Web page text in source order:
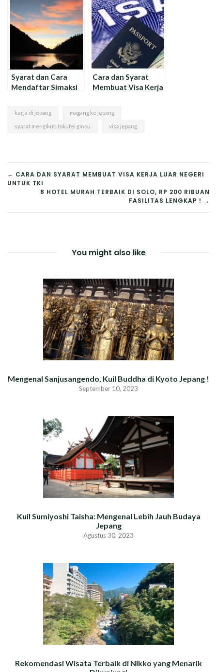
Tips Dibawah Ini !
Mendaftar Haji
Syarat dan Cara
Mendaftar Simaksi
Cara dan Syarat
Membuat Visa Kerja
kerja di jepang magang ke jepang
syarat mengikuti tokutei ginou visa jepang
NAVIGASI
← CARA DAN SYARAT MEMBUAT VISA KERJA LUAR NEGERI
UNTUK TKI
8 HOTEL MURAH TERBAIK DI SOLO, RP 200 RIBUAN
FASILITAS LENGKAP ! →
You might also like
Mengenal Sanjusangendo, Kuil Buddha di Kyoto Jepang !
September 10, 2023
Kuil Sumiyoshi Taisha: Mengenal Lebih Jauh Budaya
Jepang
Agustus 30, 2023
Rekomendasi Wisata Terbaik di Nikko yang Menarik